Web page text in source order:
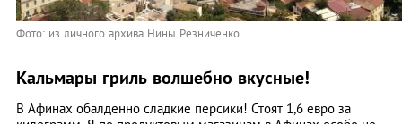
Фото: из личного архива Нины Резниченко
Кальмары гриль волшебно вкусные!
В Афинах обалденно сладкие персики! Стоят 1,6 евро за